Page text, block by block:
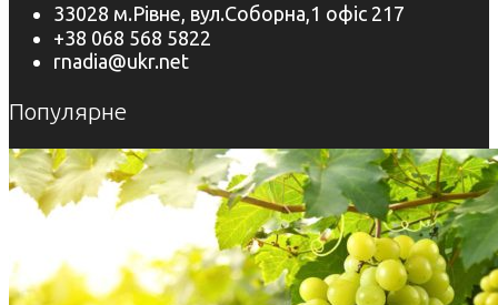
33028 м.Рівне, вул.Соборна,1 офіс 217
+38 068 568 5822
rnadia@ukr.net
Популярне